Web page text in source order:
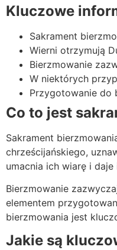
Kluczowe
Sakrament
Wierni otrzymują
Bierzmowanie
W niektórych
Przygotowanie do
Co to jest
Sakrament
chrześcijańskiego,
umacnia ich wiarę i
Bierzmowanie
elementem
bierzmowania jest
Jakie są